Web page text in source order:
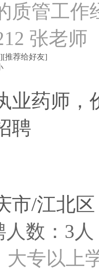
质管工作
张老师
[推荐给好友]
业药师，
聘
市/江北区
数：3
大专以上